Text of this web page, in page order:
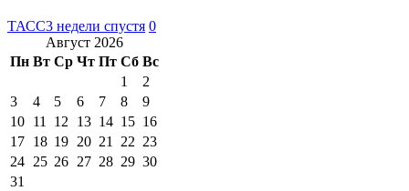
ТАСС3 недели спустя 0
Август 2026
Пн Вт Ср Чт Пт Сб Вс
1
2
3
4 5 6 7 8
9
10 11 12 13 14 15 16
17 18 19 20 21 22 23
24 25 26 27 28 29 30
31